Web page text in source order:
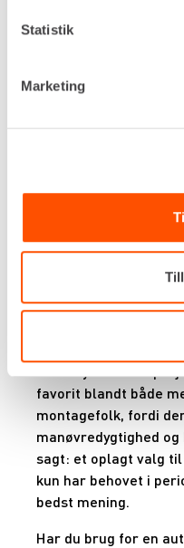
Statistik
Marketing
Autotraileren er
læssehøjde, så
let kan rulles
driftssikkerhed er
sikre lasten – uanset
som del af et team.
Typiske anvendelser
maskintransport på
af materiel fra
favorit blandt både
montagefolk, fordi
manøvredygtighed
sagt: et oplagt valg
kun har behovet i
bedst mening.
Har du brug for en